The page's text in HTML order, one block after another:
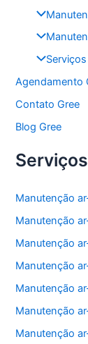
Agendamento
Contato Gree
Blog Gree
Serviços
Manutenção
Manutenção
Manutenção
Manutenção
Manutenção
Manutenção
Manutenção